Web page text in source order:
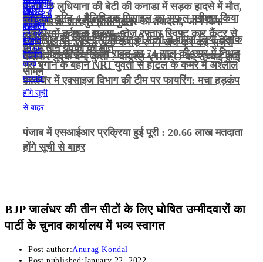
VIRAL NEWS : 220 करोड़ रुपये खर्च कर कई सर्जरी
कराकर युवक बना कुत्ता ? वायरल VIDEO की सच्चाई आई
सामने
पंजाब के लुधियाना की बेटी की कनाडा में सड़क हादसे में माैत,
कैदी को ले जा रही थीं रमनदीप
जालंधर में दर्दनाक हादसा : तेज़ रफ़्तार स्विफ्ट कार कैंटर से
भिड़ी, तीन युवकों की मौत
अमृतसर के CP गुरप्रीत भुल्लर का तबादला, जानें किस
अधिकारी को मिली जिम्मेदारी
तमिलनाडु के मुख्यमंत्री विजय की पत्नी ने वापस लिया तलाक
केस
भारत ने अग्नि-4 बैलिस्टिक मिसाइल का सफल परीक्षण किया
भूत भगाने के बहाने NRI युवती से होटल के कमरे में अश्लील
हरकत
गजनी फेम एक्टर प्रदीप रावत का 74 साल की उम्र में निधन
जालंधर में एक्साइज विभाग की टीम पर फायरिंग: मचा हड़कंप
पंजाब में एसआईआर प्रक्रिया हुई पूरी : 20.66 लाख मतदाता
होंगे सूची से बाहर
BJP जालंधर की तीन सीटों के लिए घोषित उम्मीदवारों का
पार्टी के चुनाव कार्यालय में भव्य स्वागत
Post author:Anurag Kondal